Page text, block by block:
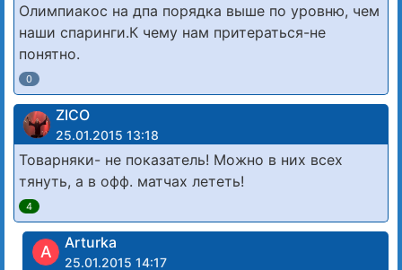
Олимпиакос на дпа порядка выше по уровню, чем
наши спаринги.К чему нам притераться-не
понятно.
0
ZICO
25.01.2015 13:18
Товарняки- не показатель! Можно в них всех
тянуть, а в офф. матчах лететь!
4
A Arturka
25.01.2015 14:17